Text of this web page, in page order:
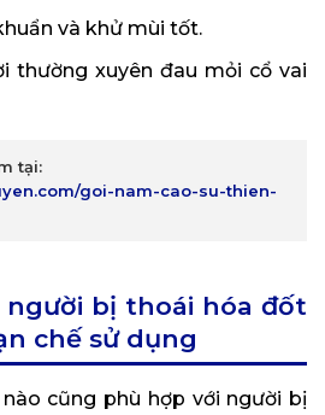
và khử mùi tốt.
thường xuyên đau mỏi cổ vai
tại:
goi-nam-cao-su-thien-
người bị thoái hóa đốt
chế sử dụng
cũng phù hợp với người bị